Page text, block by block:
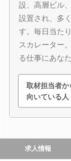
設、高層ビル
設置され、多
す。毎日当た
スカレーター
る仕事にあな
取材担当者か
向いている
求人情報